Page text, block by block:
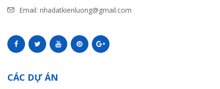
Email: nhadatkienluong@gmail.com
CÁC DỰ ÁN